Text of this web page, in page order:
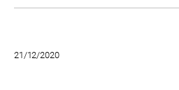
21/12/2020